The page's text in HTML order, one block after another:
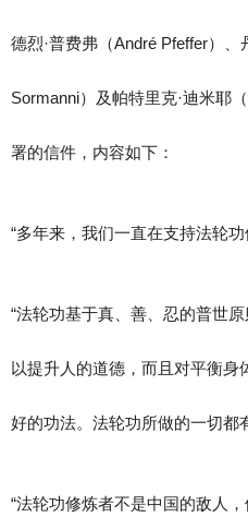
德烈·普费弗（André Pfeffer）、
Sormanni）及帕特里克·迪米耶
署的信件，内容如下：
“多年来，我们一直在支持法轮功
“法轮功基于真、善、忍的普世
以提升人的道德，而且对平衡身
好的功法。法轮功所做的一切都
“法轮功修炼者不是中国的敌人